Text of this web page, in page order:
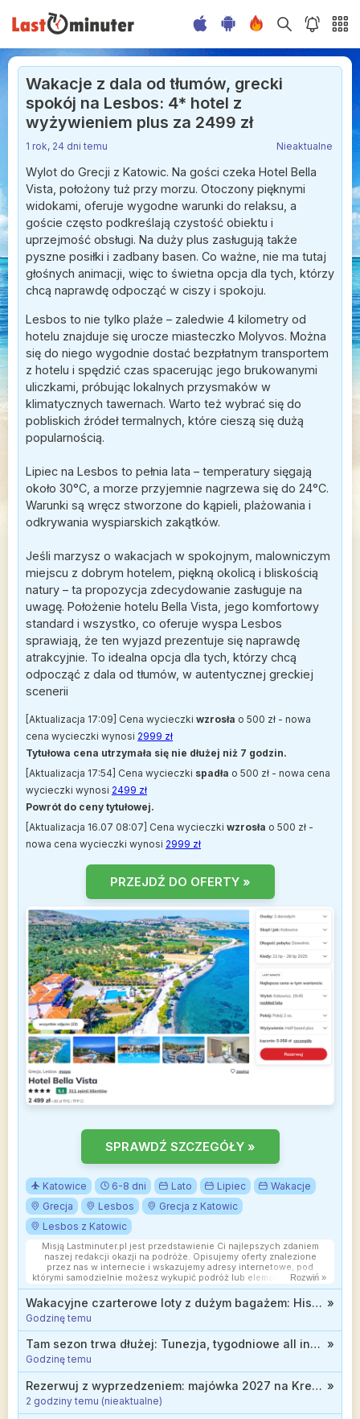
Wakacje z dala od tłumów, grecki
spokój na Lesbos: 4* hotel z
wyżywieniem plus za 2499 zł
1 rok, 24 dni temu Nieaktualne
Wylot do Grecji z Katowic. Na gości czeka Hotel Bella
Vista, położony tuż przy morzu. Otoczony pięknymi
widokami, oferuje wygodne warunki do relaksu, a
goście często podkreślają czystość obiektu i
uprzejmość obsługi. Na duży plus zasługują także
pyszne posiłki i zadbany basen. Co ważne, nie ma tutaj
głośnych animacji, więc to świetna opcja dla tych, którzy
chcą naprawdę odpocząć w ciszy i spokoju.
Lesbos to nie tylko plaże – zaledwie 4 kilometry od
hotelu znajduje się urocze miasteczko Molyvos. Można
się do niego wygodnie dostać bezpłatnym transportem
z hotelu i spędzić czas spacerując jego brukowanymi
uliczkami, próbując lokalnych przysmaków w
klimatycznych tawernach. Warto też wybrać się do
pobliskich źródeł termalnych, które cieszą się dużą
popularnością.
Lipiec na Lesbos to pełnia lata – temperatury sięgają
około 30°C, a morze przyjemnie nagrzewa się do 24°C.
Warunki są wręcz stworzone do kąpieli, plażowania i
odkrywania wyspiarskich zakątków.
Jeśli marzysz o wakacjach w spokojnym, malowniczym
miejscu z dobrym hotelem, piękną okolicą i bliskością
natury – ta propozycja zdecydowanie zasługuje na
uwagę. Położenie hotelu Bella Vista, jego komfortowy
standard i wszystko, co oferuje wyspa Lesbos
sprawiają, że ten wyjazd prezentuje się naprawdę
atrakcyjnie. To idealna opcja dla tych, którzy chcą
odpocząć z dala od tłumów, w autentycznej greckiej
scenerii
[Aktualizacja 17:09] Cena wycieczki wzrosła o 500 zł - nowa
cena wycieczki wynosi 2999 zł
Tytułowa cena utrzymała się nie dłużej niż 7 godzin.
[Aktualizacja 17:54] Cena wycieczki spadła o 500 zł - nowa cena
wycieczki wynosi 2499 zł
Powrót do ceny tytułowej.
[Aktualizacja 16.07 08:07] Cena wycieczki wzrosła o 500 zł -
nowa cena wycieczki wynosi 2999 zł
PRZEJDŹ DO OFERTY »
SPRAWDŹ SZCZEGÓŁY »
Katowice 6-8 dni Lato Lipiec
Wakacje
Grecja
Lesbos
Grecja z Katowic
Lesbos z Katowic
Misją Lastminuter.pl jest przedstawienie Ci najlepszych zdaniem
naszej redakcji okazji na podróże. Opisujemy oferty znalezione
przez nas w internecie i wskazujemy adresy internetowe, pod
którymi samodzielnie możesz wykupić podróż lub elementy podróży.
Ceny w artykułach są aktualne w chwili publikacji. Możemy
otrzymywać wynagrodzenie od partnerów handlowych, do których
Cię przekierowujemy. Nie ma to wpływu na cenę Twojej wycieczki.
Rozwiń »
Wakacyjne czarterowe loty z dużym bagażem: Hiszpania, Turcja i Włochy za 399 zł »
Godzinę temu
Tam sezon trwa dłużej: Tunezja, tygodniowe all inclusive za 1826 zł »
Godzinę temu
Rezerwuj z wyprzedzeniem: majówka 2027 na Krecie w wydaniu all inclusive d 1699 zł »
2 godziny temu (nieaktualne)